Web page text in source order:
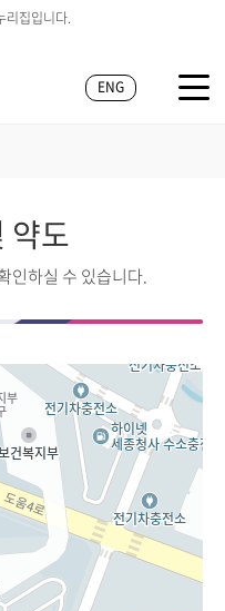
리집입니다.
ENG
약도
인하실 수 있습니다.